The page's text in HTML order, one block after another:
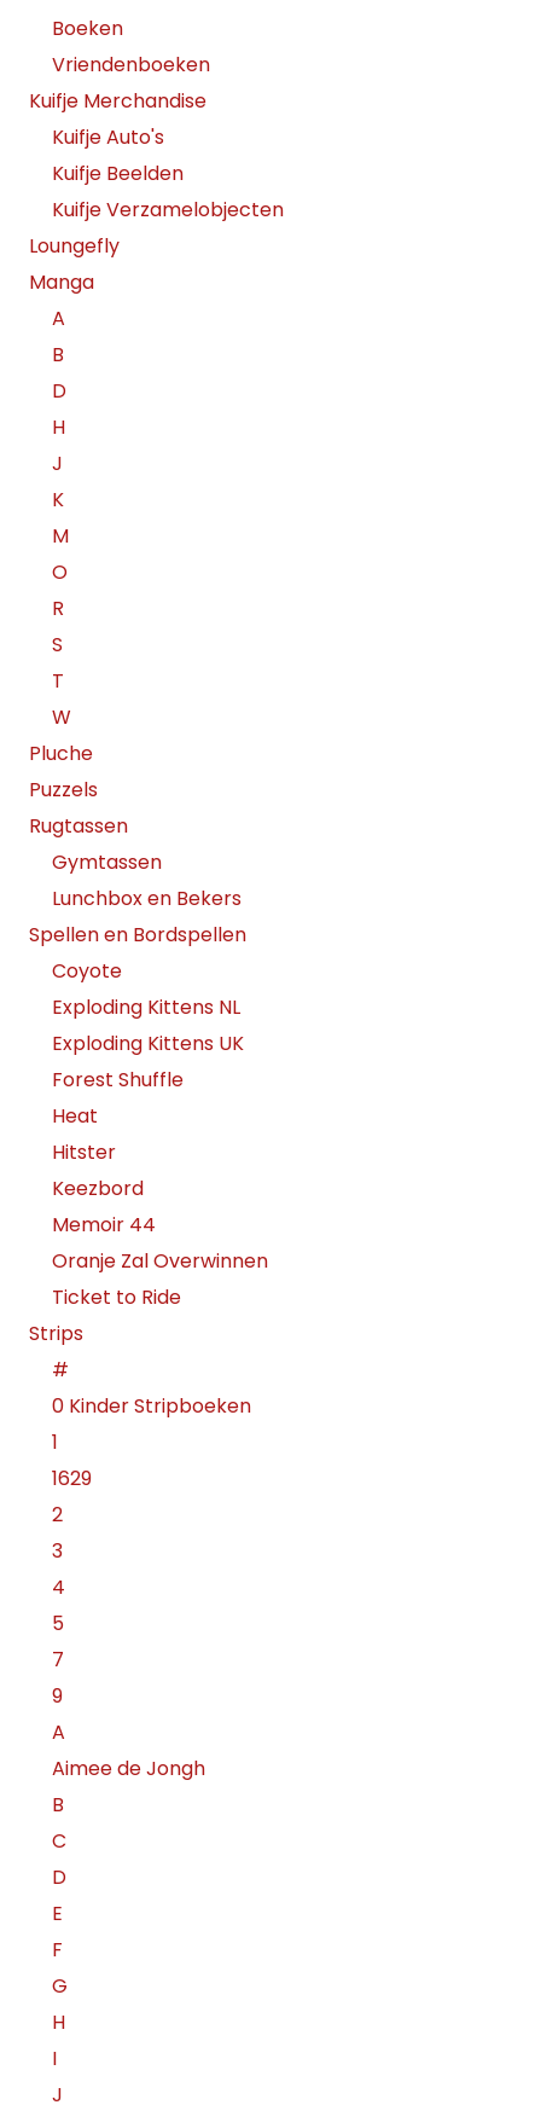
Boeken
Vriendenboeken
Kuifje Merchandise
Kuifje Auto's
Kuifje Beelden
Kuifje Verzamelobjecten
Loungefly
Manga
A
B
D
H
J
K
M
O
R
S
T
W
Pluche
Puzzels
Rugtassen
Gymtassen
Lunchbox en Bekers
Spellen en Bordspellen
Coyote
Exploding Kittens NL
Exploding Kittens UK
Forest Shuffle
Heat
Hitster
Keezbord
Memoir 44
Oranje Zal Overwinnen
Ticket to Ride
Strips
#
0 Kinder Stripboeken
1
1629
2
3
4
5
7
9
A
Aimee de Jongh
B
C
D
E
F
G
H
I
J